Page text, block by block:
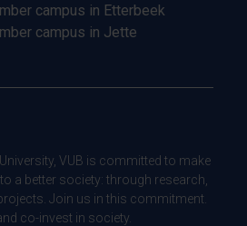
campus in Etterbeek
campus in Jette
VUB is committed to make
a better society: through research,
Join us in this commitment.
co-invest in society.